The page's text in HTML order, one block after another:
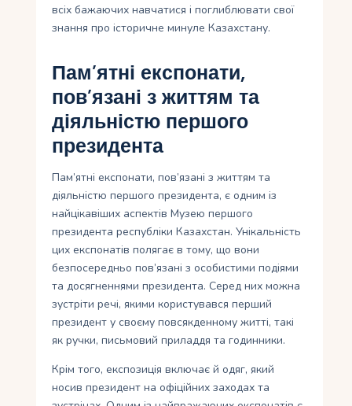
всіх бажаючих навчатися і поглиблювати свої
знання про історичне минуле Казахстану.
Пам’ятні експонати,
пов’язані з життям та
діяльністю першого
президента
Пам’ятні експонати, пов’язані з життям та
діяльністю першого президента, є одним із
найцікавіших аспектів Музею першого
президента республіки Казахстан. Унікальність
цих експонатів полягає в тому, що вони
безпосередньо пов’язані з особистими подіями
та досягненнями президента. Серед них можна
зустріти речі, якими користувався перший
президент у своєму повсякденному житті, такі
як ручки, письмовий приладдя та годинники.
Крім того, експозиція включає й одяг, який
носив президент на офіційних заходах та